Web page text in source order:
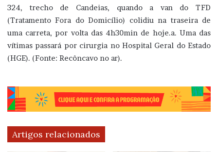
324, trecho de Candeias, quando a van do TFD
(Tratamento Fora do Domicílio) colidiu na traseira de
uma carreta, por volta das 4h30min de hoje.a. Uma das
vítimas passará por cirurgia no Hospital Geral do Estado
(HGE). (Fonte: Recôncavo no ar).
Artigos relacionados